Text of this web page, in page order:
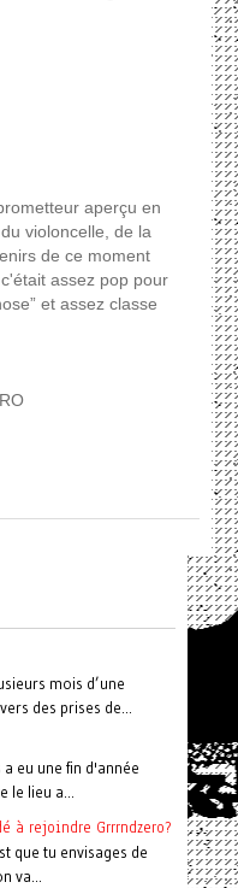
aperçu en
violoncelle, de la
de ce moment
assez pop pour
et assez classe
mois d’une
des prises de...
eu une fin d'année
le lieu a...
à rejoindre Grrrndzero?
que tu envisages de
va...